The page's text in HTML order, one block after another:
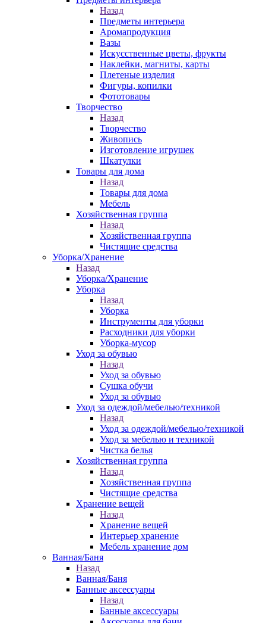
Назад
Предметы интерьера
Аромапродукция
Вазы
Искусственные цветы, фрукты
Наклейки, магниты, карты
Плетеные изделия
Фигуры, копилки
Фототовары
Творчество
Назад
Творчество
Живопись
Изготовление игрушек
Шкатулки
Товары для дома
Назад
Товары для дома
Мебель
Хозяйственная группа
Назад
Хозяйственная группа
Чистящие средства
Уборка/Хранение
Назад
Уборка/Хранение
Уборка
Назад
Уборка
Инструменты для уборки
Расходники для уборки
Уборка-мусор
Уход за обувью
Назад
Уход за обувью
Сушка обучи
Уход за обувью
Уход за одеждой/мебелью/техникой
Назад
Уход за одеждой/мебелью/техникой
Уход за мебелью и техникой
Чистка белья
Хозяйственная группа
Назад
Хозяйственная группа
Чистящие средства
Хранение вещей
Назад
Хранение вещей
Интерьер хранение
Мебель хранение дом
Ванная/Баня
Назад
Ванная/Баня
Банные аксессуары
Назад
Банные аксессуары